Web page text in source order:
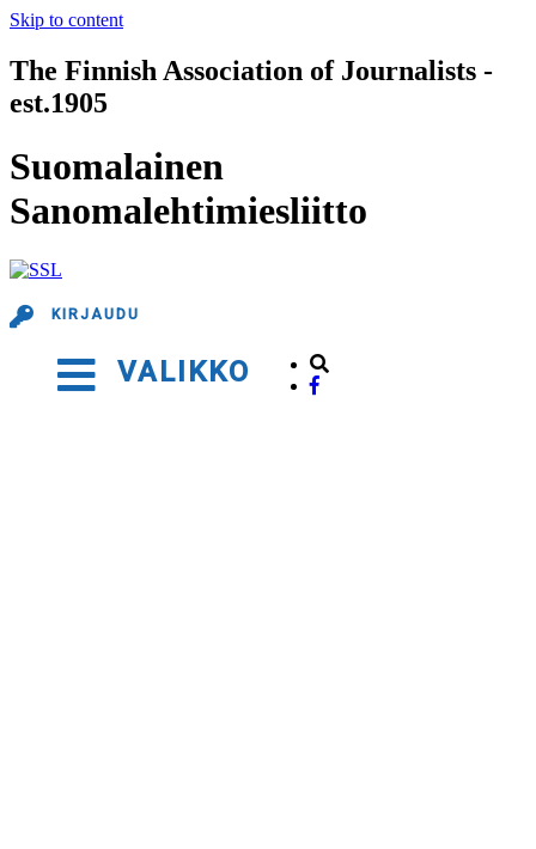
Skip to content
The Finnish Association of Journalists -
est.1905
Suomalainen
Sanomalehtimiesliitto
KIRJAUDU
VALIKKO